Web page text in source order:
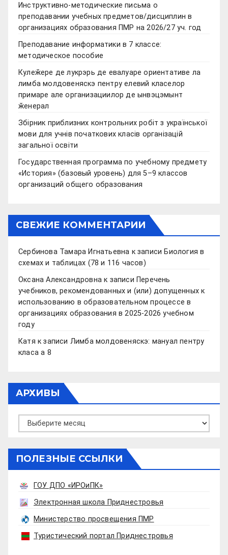
Инструктивно-методические письма о
преподавании учебных предметов/дисциплин в
организациях образования ПМР на 2026/27 уч. год
Преподавание информатики в 7 классе:
методическое пособие
Кулеӂере де лукрэрь де евалуаре ориентативе ла
лимба молдовеняскэ пентру елевий класелор
примаре але организациилор де ынвэцэмынт
ӂенерал
Збірник приблизних контрольних робіт з української
мови для учнів початкових класів організацій
загальної освіти
Государственная программа по учебному предмету
«История» (базовый уровень) для 5–9 классов
организаций общего образования
СВЕЖИЕ КОММЕНТАРИИ
Сербинова Тамара Игнатьевна к записи Биология в
схемах и таблицах (78 и 116 часов)
Оксана Александровна к записи Перечень
учебников, рекомендованных и (или) допущенных к
использованию в образовательном процессе в
организациях образования в 2025-2026 учебном
году
Катя к записи Лимба молдовеняскэ: мануал пентру
класа а 8
АРХИВЫ
Архивы
ПОЛЕЗНЫЕ ССЫЛКИ
ГОУ ДПО «ИРОиПК»
Электронная школа Приднестровья
Министерство просвещения ПМР
Туристический портал Приднестровья